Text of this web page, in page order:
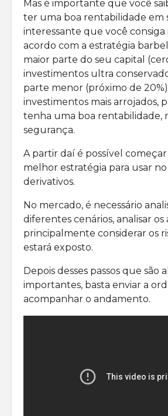
Mas é importante que você
ter uma boa rentabilidade em
interessante que você consiga
acordo com a estratégia
maior parte do seu capital
investimentos ultra
parte menor (próximo de
investimentos mais arrojados,
tenha uma boa rentabilidade,
segurança.
A partir daí é possível
melhor estratégia para usar
derivativos.
No mercado, é necessário
diferentes cenários, analisar os
principalmente considerar os
estará exposto.
Depois desses passos que são
importantes, basta enviar a
acompanhar o andamento.